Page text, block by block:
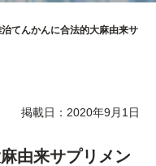
てんかんに合法的大麻由来サ
掲載日：2020年9月1日
由来サプリメン